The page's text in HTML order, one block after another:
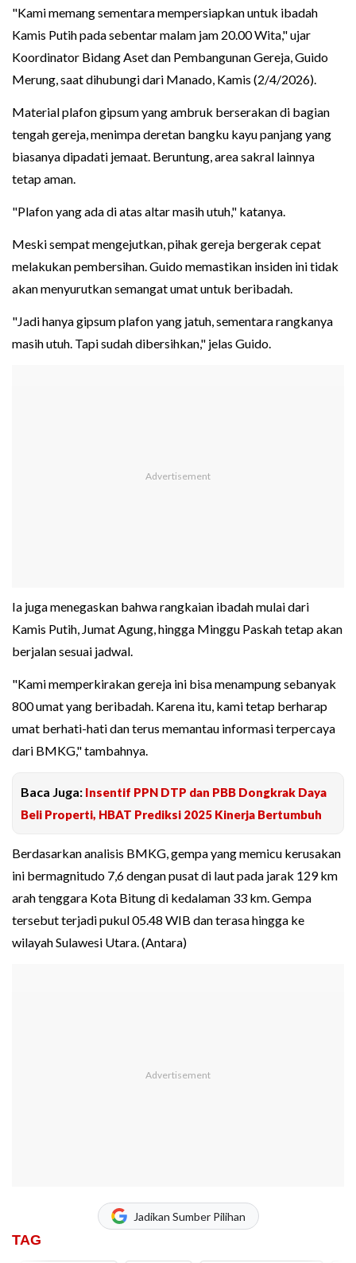
"Kami memang sementara mempersiapkan untuk ibadah
Kamis Putih pada sebentar malam jam 20.00 Wita," ujar
Koordinator Bidang Aset dan Pembangunan Gereja, Guido
Merung, saat dihubungi dari Manado, Kamis (2/4/2026).
Material plafon gipsum yang ambruk berserakan di bagian
tengah gereja, menimpa deretan bangku kayu panjang yang
biasanya dipadati jemaat. Beruntung, area sakral lainnya
tetap aman.
"Plafon yang ada di atas altar masih utuh," katanya.
Meski sempat mengejutkan, pihak gereja bergerak cepat
melakukan pembersihan. Guido memastikan insiden ini tidak
akan menyurutkan semangat umat untuk beribadah.
"Jadi hanya gipsum plafon yang jatuh, sementara rangkanya
masih utuh. Tapi sudah dibersihkan," jelas Guido.
Ia juga menegaskan bahwa rangkaian ibadah mulai dari
Kamis Putih, Jumat Agung, hingga Minggu Paskah tetap akan
berjalan sesuai jadwal.
"Kami memperkirakan gereja ini bisa menampung sebanyak
800 umat yang beribadah. Karena itu, kami tetap berharap
umat berhati-hati dan terus memantau informasi terpercaya
dari BMKG," tambahnya.
Baca Juga: Insentif PPN DTP dan PBB Dongkrak Daya
Beli Properti, HBAT Prediksi 2025 Kinerja Bertumbuh
Berdasarkan analisis BMKG, gempa yang memicu kerusakan
ini bermagnitudo 7,6 dengan pusat di laut pada jarak 129 km
arah tenggara Kota Bitung di kedalaman 33 km. Gempa
tersebut terjadi pukul 05.48 WIB dan terasa hingga ke
wilayah Sulawesi Utara. (Antara)
Jadikan Sumber Pilihan
TAG